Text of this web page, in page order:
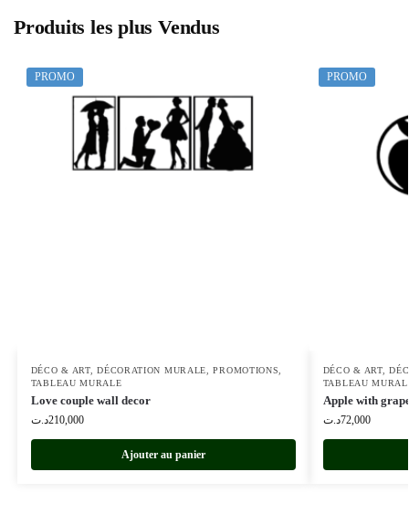
Produits les plus Vendus
PROMO
DÉCO & ART,DÉCORATION MURALE,PROMOTIONS,
TABLEAU MURALE
Love couple wall decor
210,000د.ت
Ajouter au panier
PROMO
DÉCO & ART,
TABLEAU
Apple with
72,000د.ت